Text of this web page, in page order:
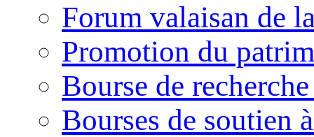
Forum valaisan de
Promotion du
Bourse de
Bourses de soutien